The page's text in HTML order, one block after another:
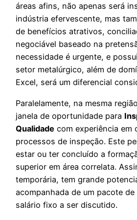
áreas afins, não apenas será
indústria efervescente, mas
de benefícios atrativos,
negociável baseado na
necessidade é urgente, e
setor metalúrgico, além de
Excel, será um diferencial
Paralelamente, na mesma
janela de oportunidade para
Qualidade com experiência em
processos de inspeção. Este
estar ou ter concluído a
superior em área correlata.
temporária, tem grande
acompanhada de um pacote
salário fixo a ser discutido.